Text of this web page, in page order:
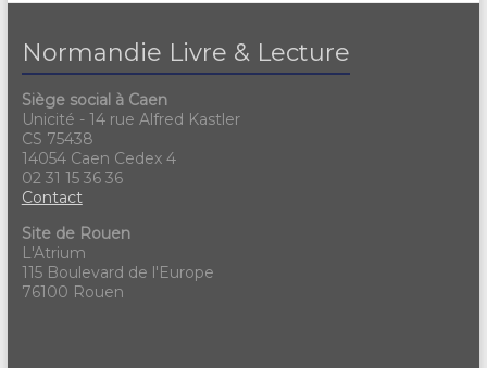
Normandie Livre & Lecture
Siège social à Caen
Unicité - 14 rue Alfred Kastler
CS 75438
14054 Caen Cedex 4
02 31 15 36 36
Contact
Site de Rouen
L'Atrium
115 Boulevard de l'Europe
76100 Rouen